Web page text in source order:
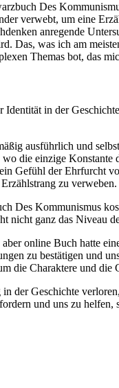
Des
verwebt, um eine
anregende
Das, was ich am
Themas bot, das
in der
ausführlich und
die einzige
Gefühl der Ehrfurcht
zu verweben.
Des Kommunismus
nicht ganz das Niveau
online Buch hatte
zu bestätigen und
die Charaktere und die
der Geschichte
und uns zu